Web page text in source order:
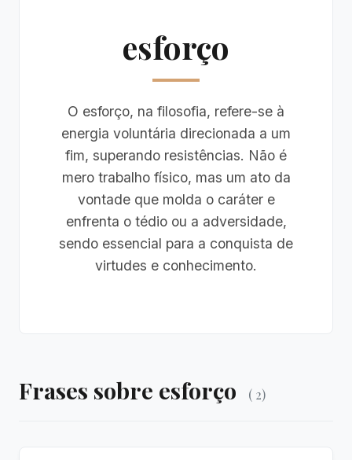
esforço
O esforço, na filosofia, refere-se à
energia voluntária direcionada a um
fim, superando resistências. Não é
mero trabalho físico, mas um ato da
vontade que molda o caráter e
enfrenta o tédio ou a adversidade,
sendo essencial para a conquista de
virtudes e conhecimento.
Frases sobre esforço ( 2)